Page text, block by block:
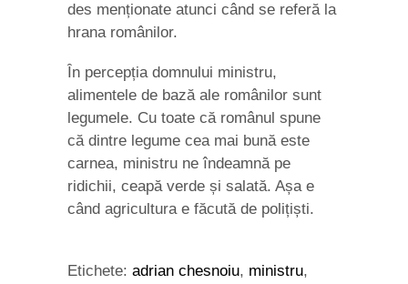
des menționate atunci când se referă la
hrana românilor.
În percepția domnului ministru,
alimentele de bază ale românilor sunt
legumele. Cu toate că românul spune
că dintre legume cea mai bună este
carnea, ministru ne îndeamnă pe
ridichii, ceapă verde și salată. Așa e
când agricultura e făcută de polițiști.
Etichete: adrian chesnoiu, ministru,